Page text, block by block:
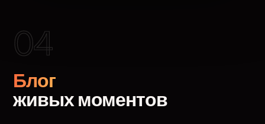
04
Блог
живых моментов